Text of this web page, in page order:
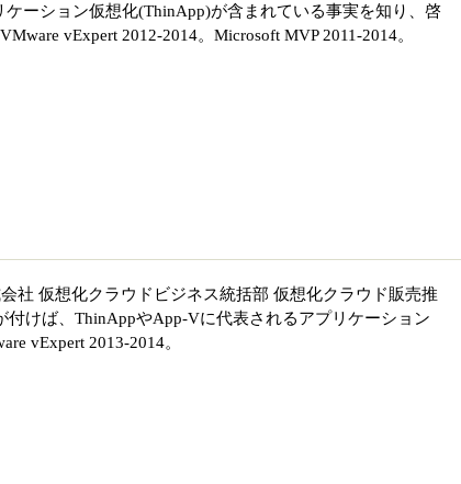
ーション仮想化(ThinApp)が含まれている事実を知り、啓
vExpert 2012-2014。Microsoft MVP 2011-2014。
社 仮想化クラウドビジネス統括部 仮想化クラウド販売推
けば、ThinAppやApp-Vに代表されるアプリケーション
vExpert 2013-2014。